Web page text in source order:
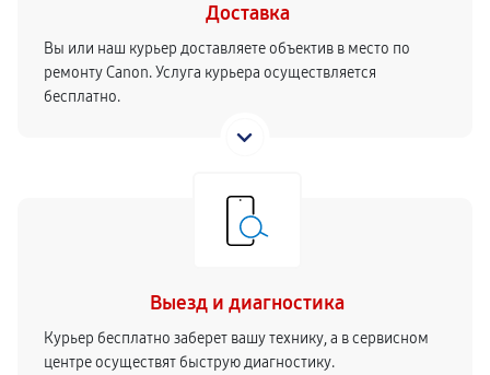
Доставка
Вы или наш курьер доставляете объектив в место по
ремонту Canon. Услуга курьера осуществляется
бесплатно.
Выезд и диагностика
Курьер бесплатно заберет вашу технику, а в сервисном
центре осуществят быструю диагностику.